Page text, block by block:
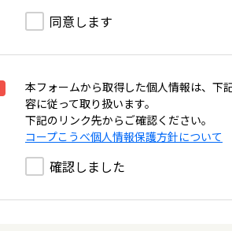
同意します
本フォームから取得した個人情報は、下
容に従って取り扱います。
下記のリンク先からご確認ください。
コープこうべ個人情報保護方針について
確認しました